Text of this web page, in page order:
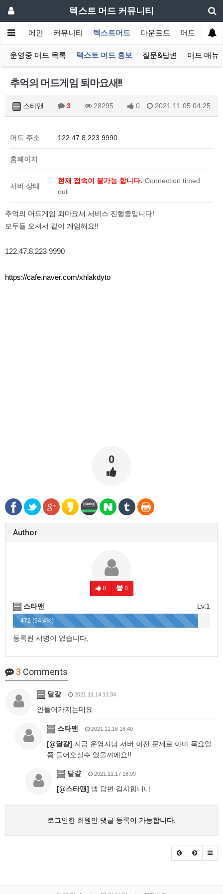
텍스트 머드 커뮤니티
메인 커뮤니티 텍스트머드 다운로드 머드 잡담
운영중 머드 목록 텍스트 머드 홍보 질문&답변 머드 매뉴
추억의 머드게임 퇴마요새!!
스타맨 3 28295 0 2021.11.05 04:25
머드 주소 122.47.8.223:9990
홈페이지
서버 상태
현재 접속이 불가능 합니다. Connection timed
out
추억의 머드게임 퇴마요새 서비스 진행중입니다!
모두들 오셔서 같이 게임해요!!
122.47.8.223 9990
https://cafe.naver.com/xhlakdyto
0
Author
0 0
Lv.1
스타맨
472 (94.4%)
등록된 서명이 없습니다.
3 Comments
달걀 2021.11.14 11:34
안들어가지는데요
스타맨 2021.11.16 18:40
[@달걀] 지금 운영자님 서버 이전 문제로 아마 목요일
쯤 들어오실수 있을꺼에요!!
달걀 2021.11.17 16:09
[@스타맨] 넵 답변 감사합니다
로그인한 회원만 댓글 등록이 가능합니다.